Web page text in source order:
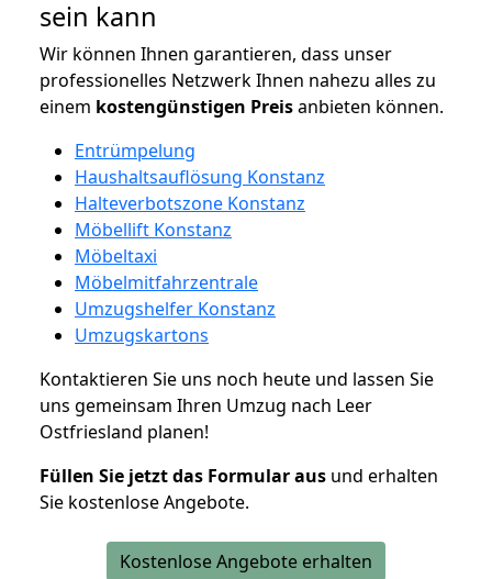
sein kann
Wir können Ihnen garantieren, dass unser
professionelles Netzwerk Ihnen nahezu alles zu
einem kostengünstigen Preisanbieten können.
Entrümpelung
Haushaltsauflösung Konstanz
Halteverbotszone Konstanz
Möbellift Konstanz
Möbeltaxi
Möbelmitfahrzentrale
Umzugshelfer Konstanz
Umzugskartons
Kontaktieren Sie uns noch heute und lassen Sie
uns gemeinsam Ihren Umzug nach Leer
Ostfriesland planen!
Füllen Sie jetzt das Formular aus und erhalten
Sie kostenlose Angebote.
Kostenlose Angebote erhalten